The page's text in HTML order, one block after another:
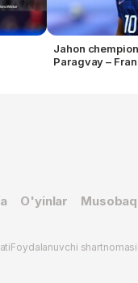
Jahon
Paragvay –
O'yinlar
Foydalanuvchi shartnomasi